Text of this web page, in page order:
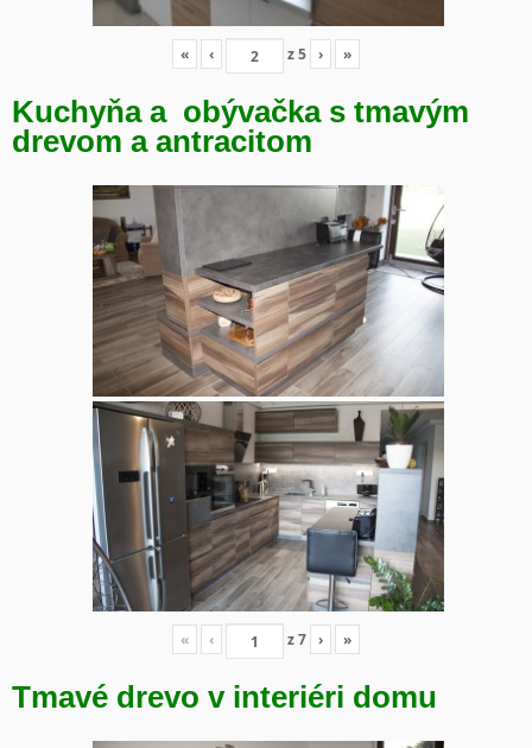
« ‹ z5 › »
Kuchyňa a obývačka s tmavým
drevom a antracitom
« ‹ z7 › »
Tmavé drevo v interiéri domu